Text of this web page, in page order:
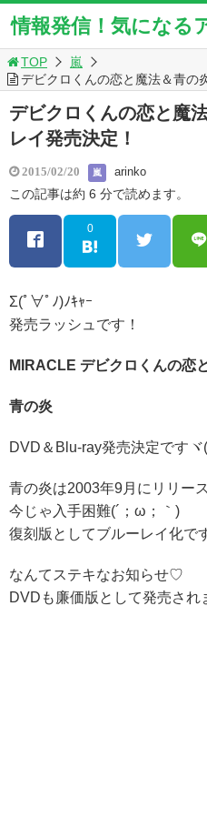
情報発信！気になる
TOP
嵐
デビクロくんの恋と魔法＆青の
デビクロくんの恋と魔
レイ発売決定！
2015/02/20 嵐 arinko
この記事は約 6 分で読めます。
0
Σ(ﾟ∀ﾟﾉ)ﾉｷｬｰ
発売ラッシュです！
MIRACLE デビクロくんの恋
青の炎
DVD＆Blu-ray発売決定ですヾ
青の炎は2003年9月にリリー
今じゃ入手困難(´；ω；｀)
復刻版としてブルーレイ化で
なんてステキなお知らせ♡
DVDも廉価版として発売され